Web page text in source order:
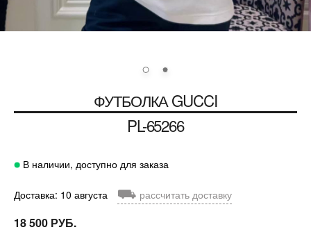
ФУТБОЛКАGUCCI
PL-65266
В наличии, доступно для заказа
Доставка: 10 августа ⛟ рассчитать доставку
18 500 РУБ.